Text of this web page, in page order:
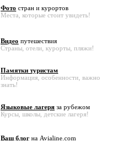
Фото стран и курортов
Места, которые стоит увидеть!
Видео путешествия
Страны, отели, курорты, пляжи!
Памятки туристам
Информация, особенности, важно
знать!
Языковые лагеря за рубежом
Курсы, школы, детские лагеря!
Ваш блог на Avialine.com